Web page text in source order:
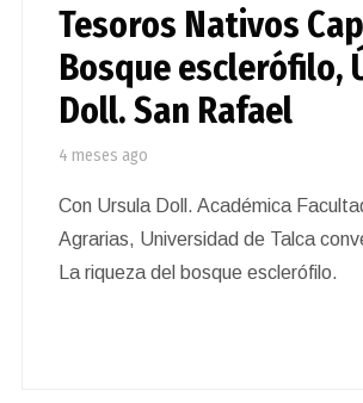
Tesoros Nativos
Bosque esclerófilo,
Doll. San Rafael
4 meses ago
Con Ursula Doll. Académica
Agrarias, Universidad de Talca
La riqueza del bosque esclerófilo.